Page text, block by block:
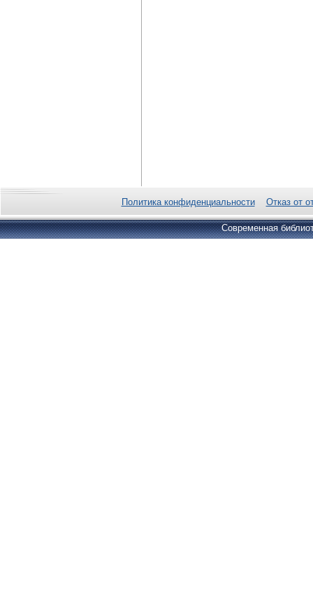
Политика конфиденциальности Отказ от
Современная